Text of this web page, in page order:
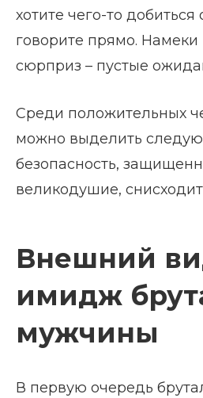
хотите чего-то добиться
говорите прямо.
сюрприз – пустые
Среди положительных
можно выделить
безопасность,
великодушие,
Внешний
имидж
мужчины
В первую очередь